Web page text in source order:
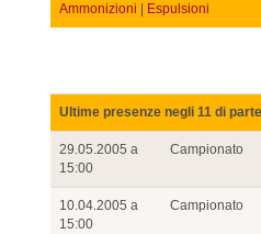
Ammonizioni
Espulsioni
Ultime presenze negli 11 di
29.05.2005 a
15:00
Campionato
10.04.2005 a
15:00
Campionato